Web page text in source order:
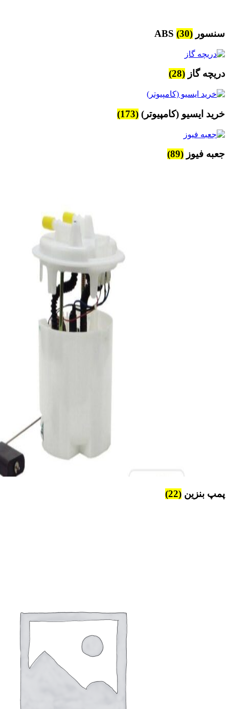
سنسور ABS (30)
دریچه گاز (28)
خرید ایسیو (کامپیوتر) (173)
جعبه فیوز (89)
پمپ بنزین (22)